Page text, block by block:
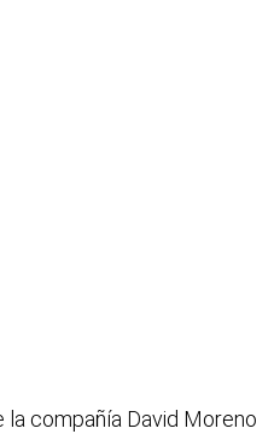
la compañía David Moreno